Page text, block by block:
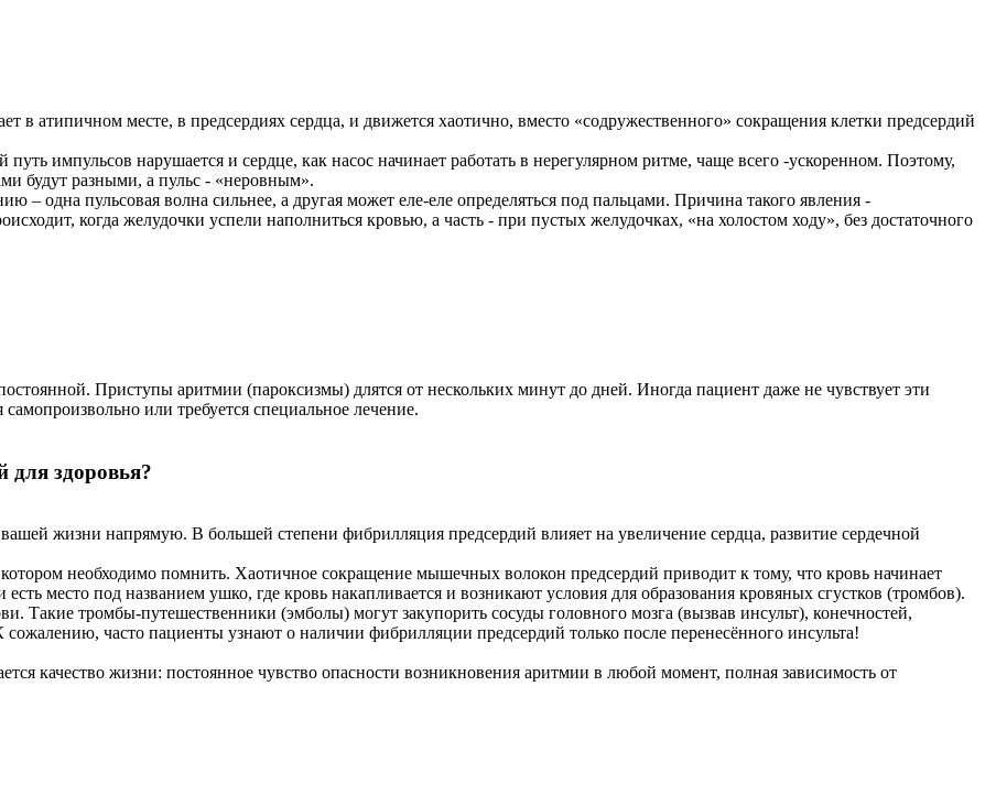
в атипичном месте, в предсердиях сердца, и движется хаотично, вместо «содружественного» сокращения клетки предсердий
импульсов нарушается и сердце, как насос начинает работать в нерегулярном ритме, чаще всего -ускоренном. Поэтому,
будут разными, а пульс - «неровным».
– одна пульсовая волна сильнее, а другая может еле-еле определяться под пальцами. Причина такого явления -
когда желудочки успели наполниться кровью, а часть - при пустых желудочках, «на холостом ходу», без достаточного
Приступы аритмии (пароксизмы) длятся от нескольких минут до дней. Иногда пациент даже не чувствует эти
или требуется специальное лечение.
для здоровья?
жизни напрямую. В большей степени фибрилляция предсердий влияет на увеличение сердца, развитие сердечной
необходимо помнить. Хаотичное сокращение мышечных волокон предсердий приводит к тому, что кровь начинает
место под названием ушко, где кровь накапливается и возникают условия для образования кровяных сгустков (тромбов).
Такие тромбы-путешественники (эмболы) могут закупорить сосуды головного мозга (вызвав инсульт), конечностей,
часто пациенты узнают о наличии фибрилляции предсердий только после перенесённого инсульта!
качество жизни: постоянное чувство опасности возникновения аритмии в любой момент, полная зависимость от